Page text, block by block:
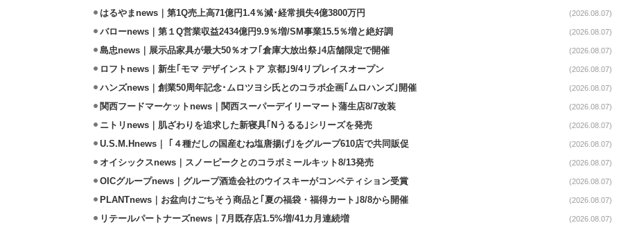
はるやまnews｜第1Q売上高71億円1.4％減･経常損失4億3800万円 (2026.08.07)
バローnews｜第１Q営業収益2434億円9.9％増/SM事業15.5％増と絶好調 (2026.08.07)
島忠news｜展示品家具が最大50％オフ｢倉庫大放出祭｣4店舗限定で開催 (2026.08.07)
ロフトnews｜新生｢モマ デザインストア 京都｣9/4リプレイスオープン (2026.08.07)
ハンズnews｜創業50周年記念･ムロツヨシ氏とのコラボ企画｢ムロハンズ｣開催 (2026.08.07)
関西フードマーケットnews｜関西スーパーデイリーマート蒲生店8/7改装 (2026.08.07)
ニトリnews｜肌ざわりを追求した新寝具｢Nうるる｣シリーズを発売 (2026.08.07)
U.S.M.Hnews｜ ｢４種だしの国産むね塩唐揚げ｣をグループ610店で共同販促 (2026.08.07)
オイシックスnews｜スノーピークとのコラボミールキット8/13発売 (2026.08.07)
OICグループnews｜グループ酒造会社のウイスキーがコンペティション受賞 (2026.08.07)
PLANTnews｜お盆向けごちそう商品と｢夏の福袋・福得カート｣8/8から開催 (2026.08.07)
リテールパートナーズnews｜7月既存店1.5%増/41カ月連続増 (2026.08.07)